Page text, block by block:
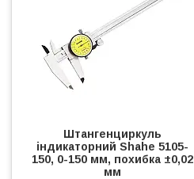
Штангенциркуль
індикаторний Shahe 5105-
150, 0-150 мм, похибка ±0,02
мм